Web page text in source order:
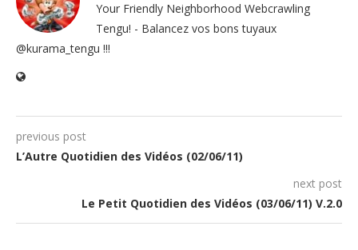
Your Friendly Neighborhood Webcrawling
Tengu! - Balancez vos bons tuyaux
@kurama_tengu !!!
previous post
L’Autre Quotidien des Vidéos (02/06/11)
next post
Le Petit Quotidien des Vidéos (03/06/11) V.2.0